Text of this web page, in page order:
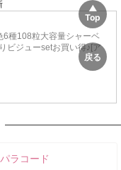
パラコード